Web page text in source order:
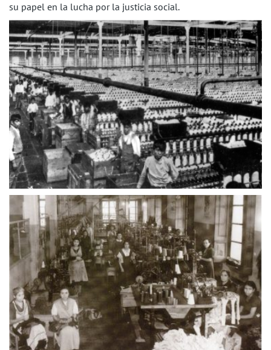
su papel en la lucha por la justicia social.